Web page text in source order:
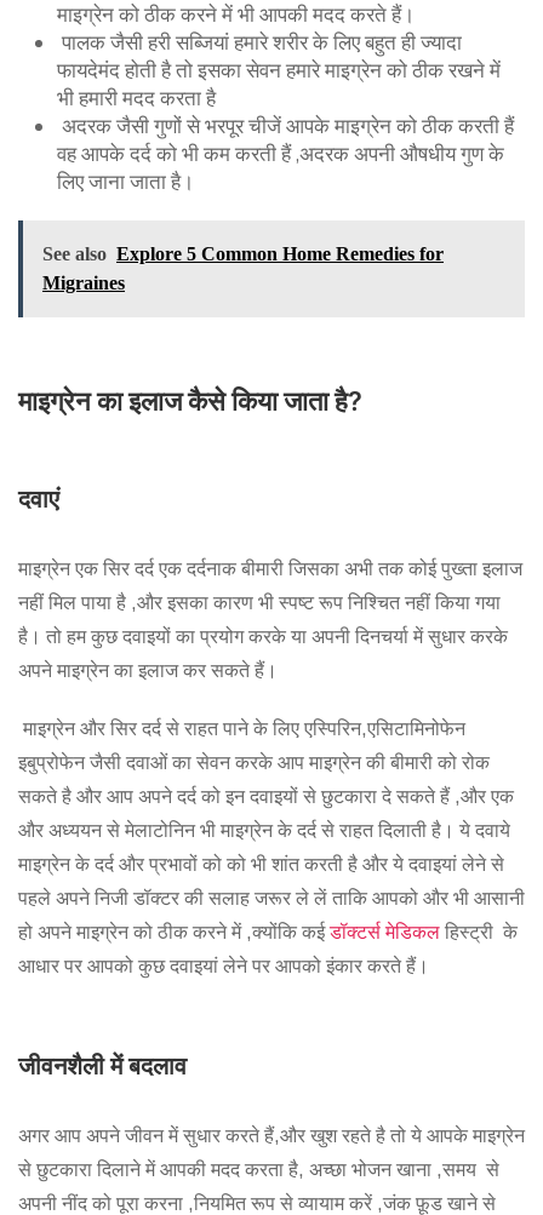
माइग्रेन को ठीक करने में भी आपकी मदद करते हैं।
पालक जैसी हरी सब्जियां हमारे शरीर के लिए बहुत ही ज्यादा
फायदेमंद होती है तो इसका सेवन हमारे माइग्रेन को ठीक रखने में
भी हमारी मदद करता है
अदरक जैसी गुणों से भरपूर चीजें आपके माइग्रेन को ठीक करती हैं
वह आपके दर्द को भी कम करती हैं ,अदरक अपनी औषधीय गुण के
लिए जाना जाता है।
See also Explore 5 Common Home Remedies for
Migraines
माइग्रेन का इलाज कैसे किया जाता है?
दवाएं
माइग्रेन एक सिर दर्द एक दर्दनाक बीमारी जिसका अभी तक कोई पुख्ता इलाज
नहीं मिल पाया है ,और इसका कारण भी स्पष्ट रूप निश्चित नहीं किया गया
है। तो हम कुछ दवाइयों का प्रयोग करके या अपनी दिनचर्या में सुधार करके
अपने माइग्रेन का इलाज कर सकते हैं।
माइग्रेन और सिर दर्द से राहत पाने के लिए एस्पिरिन,एसिटामिनोफेन
इबुप्रोफेन जैसी दवाओं का सेवन करके आप माइग्रेन की बीमारी को रोक
सकते है और आप अपने दर्द को इन दवाइयों से छुटकारा दे सकते हैं ,और एक
और अध्ययन से मेलाटोनिन भी माइग्रेन के दर्द से राहत दिलाती है। ये दवाये
माइग्रेन के दर्द और प्रभावों को को भी शांत करती है और ये दवाइयां लेने से
पहले अपने निजी डॉक्टर की सलाह जरूर ले लें ताकि आपको और भी आसानी
हो अपने माइग्रेन को ठीक करने में ,क्योंकि कईडॉक्टर्स मेडिकल हिस्ट्री के
आधार पर आपको कुछ दवाइयां लेने पर आपको इंकार करते हैं।
जीवनशैली में बदलाव
अगर आप अपने जीवन में सुधार करते हैं,और खुश रहते है तो ये आपके माइग्रेन
से छुटकारा दिलाने में आपकी मदद करता है, अच्छा भोजन खाना ,समय से
अपनी नींद को पूरा करना ,नियमित रूप से व्यायाम करें ,जंक फ़ूड खाने से